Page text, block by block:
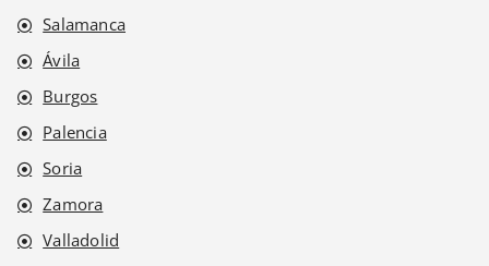
Salamanca
Ávila
Burgos
Palencia
Soria
Zamora
Valladolid